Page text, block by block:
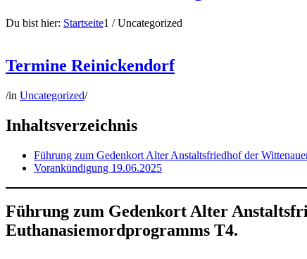
Du bist hier: Startseite1 / Uncategorized
Termine Reinickendorf
/in Uncategorized/
Inhaltsverzeichnis
Führung zum Gedenkort Alter Anstaltsfriedhof der
Vorankündigung 19.06.2025
Führung zum Gedenkort Alter
Euthanasiemordprogramms T4.